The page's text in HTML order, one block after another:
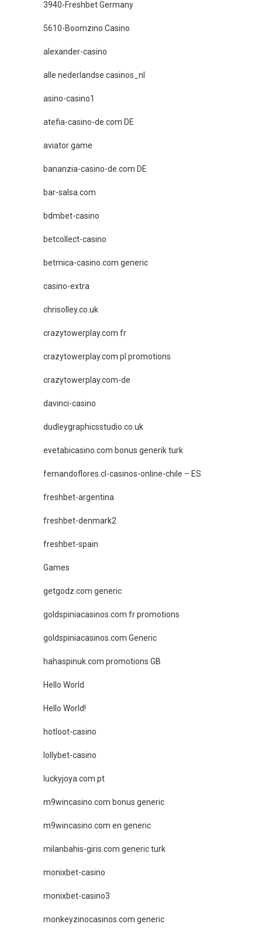
3940-Freshbet Germany
5610-Boomzino Casino
alexander-casino
alle nederlandse casinos_nl
asino-casino1
atefia-casino-de.com DE
aviator game
bananzia-casino-de.com DE
bar-salsa.com
bdmbet-casino
betcollect-casino
betmica-casino.com generic
casino-extra
chrisolley.co.uk
crazytowerplay.com fr
crazytowerplay.com pl promotions
crazytowerplay.com-de
davinci-casino
dudleygraphicsstudio.co.uk
evetabicasino.com bonus generik turk
fernandoflores.cl-casinos-online-chile – ES
freshbet-argentina
freshbet-denmark2
freshbet-spain
Games
getgodz.com generic
goldspiniacasinos.com fr promotions
goldspiniacasinos.com Generic
hahaspinuk.com promotions GB
Hello World
Hello World!
hotloot-casino
lollybet-casino
luckyjoya.com pt
m9wincasino.com bonus generic
m9wincasino.com en generic
milanbahis-giris.com generic turk
monixbet-casino
monixbet-casino3
monkeyzinocasinos.com generic